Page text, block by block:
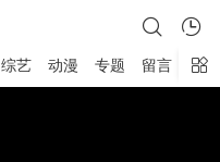
综艺 动漫 专题 留言